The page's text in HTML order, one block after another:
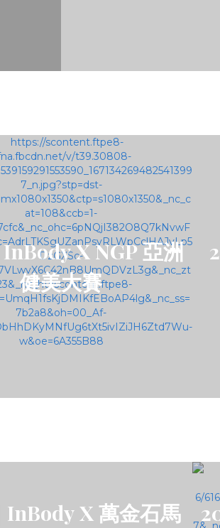
X NGP 亞洲
健美大賽
InBody X 萬金石馬